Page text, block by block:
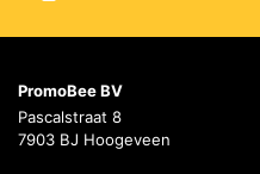
PromoBee BV
Pascalstraat 8
7903 BJ Hoogeveen